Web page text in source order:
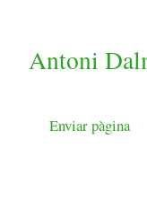
Antoni
Enviar pàgina